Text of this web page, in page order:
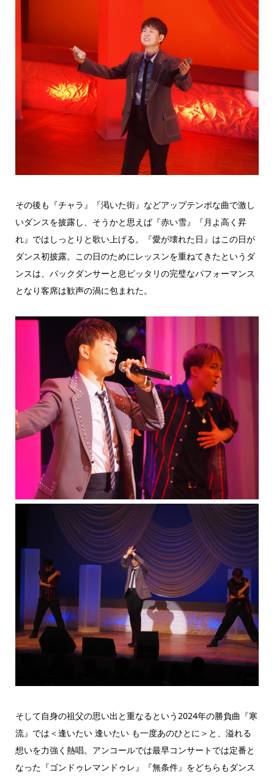
その後も『チャラ』『渇いた街』などアップテンポな曲で激し
いダンスを披露し、そうかと思えば『赤い雪』『月よ高く昇
れ』ではしっとりと歌い上げる。『愛が壊れた日』はこの日が
ダンス初披露。この日のためにレッスンを重ねてきたというダ
ンスは、バックダンサーと息ピッタリの完璧なパフォーマンス
となり客席は歓声の渦に包まれた。
そして自身の祖父の思い出と重なるという2024年の勝負曲『寒
流』では＜逢いたい 逢いたい も一度あのひとに＞と、溢れる
想いを力強く熱唱。アンコールでは最早コンサートでは定番と
なった『ゴンドゥレマンドゥレ』『無条件』をどちらもダンス